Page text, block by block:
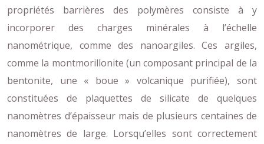
propriétés barrières des polymères consiste à y
incorporer des charges minérales à l’échelle
nanométrique, comme des nanoargiles. Ces argiles,
comme la montmorillonite (un composant principal de la
bentonite, une « boue » volcanique purifiée), sont
constituées de plaquettes de silicate de quelques
nanomètres d’épaisseur mais de plusieurs centaines de
nanomètres de large. Lorsqu’elles sont correctement